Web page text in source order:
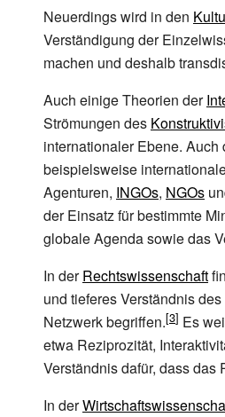
Neuerdings wird in den
Verständigung der
machen und deshalb
Auch einige Theorien der
Strömungen des
internationaler Ebene.
beispielsweise
Agenturen, INGOs, NGOs
der Einsatz für bestimmte
globale Agenda sowie das
In derRechtswissenschaft
und tieferes Verständnis
Netzwerk begriffen.
Es
etwa Reziprozität,
Verständnis dafür, dass das
In der